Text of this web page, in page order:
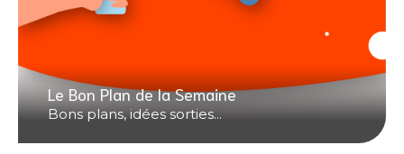
Le Bon Plan de la Semaine
Bons plans, idées sorties...